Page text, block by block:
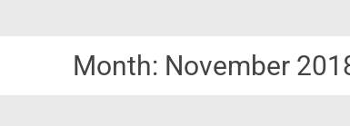
Month: November